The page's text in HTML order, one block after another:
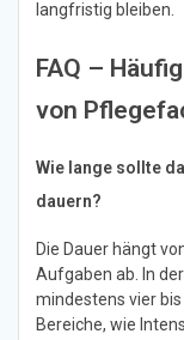
langfristig bleiben.
FAQ –
von
Wie lange sollte
dauern?
Die Dauer hängt
Aufgaben ab. In
mindestens vier
Bereiche, wie